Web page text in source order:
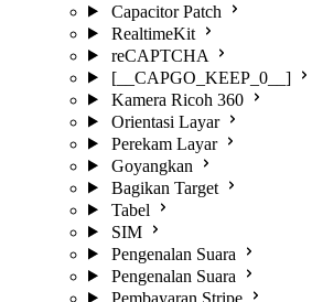
Capacitor Patch
RealtimeKit
reCAPTCHA
[__CAPGO_KEEP_0__]
Kamera Ricoh 360
Orientasi Layar
Perekam Layar
Goyangkan
Bagikan Target
Tabel
SIM
Pengenalan Suara
Pengenalan Suara
Pembayaran Stripe